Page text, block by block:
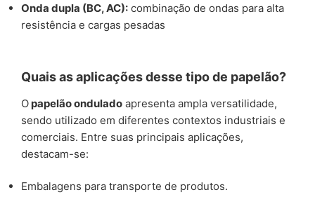
Onda dupla (BC, AC): combinação de ondas para alta
resistência e cargas pesadas
Quais as aplicações desse tipo de papelão?
O papelão ondulado apresenta ampla versatilidade,
sendo utilizado em diferentes contextos industriais e
comerciais. Entre suas principais aplicações,
destacam-se:
Embalagens para transporte de produtos.